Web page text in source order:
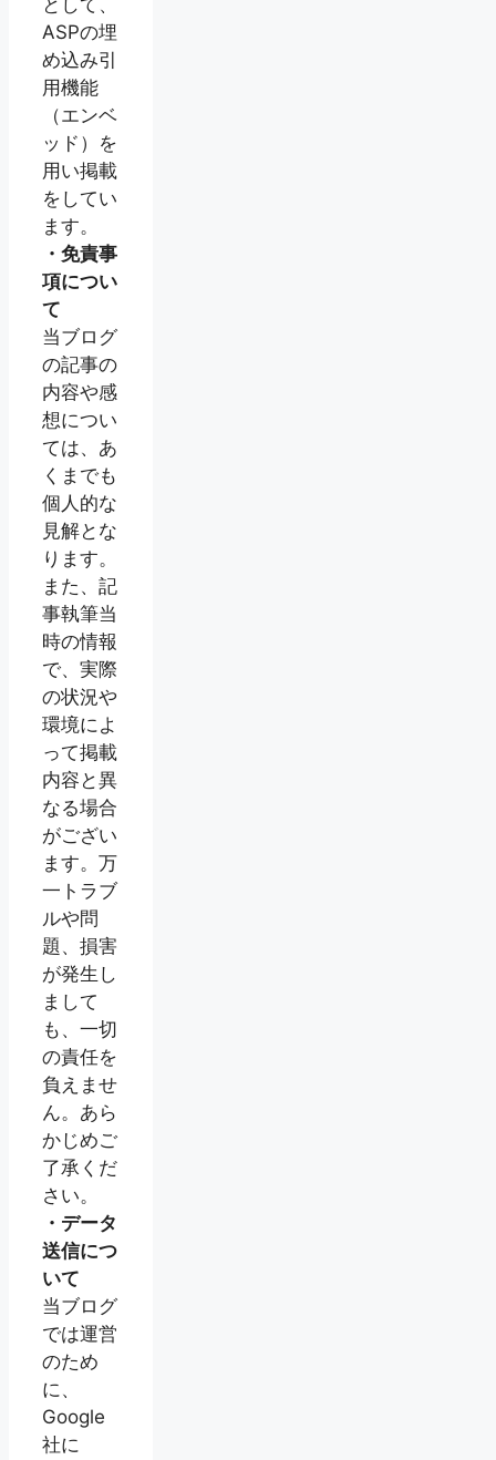
として、
ASPの埋
め込み引
用機能
（エンベ
ッド）を
用い掲載
をしてい
ます。
・免責事
項につい
て
当ブログ
の記事の
内容や感
想につい
ては、あ
くまでも
個人的な
見解とな
ります。
また、記
事執筆当
時の情報
で、実際
の状況や
環境によ
って掲載
内容と異
なる場合
がござい
ます。万
一トラブ
ルや問
題、損害
が発生し
まして
も、一切
の責任を
負えませ
ん。あら
かじめご
了承くだ
さい。
・データ
送信につ
いて
当ブログ
では運営
のため
に、
Google
社に